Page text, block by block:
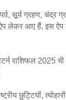
सूर्य ग्रहण, चंद्र
लेकर आए हैं, इस ऐप
राशिफल 2025
छुट्टियों,